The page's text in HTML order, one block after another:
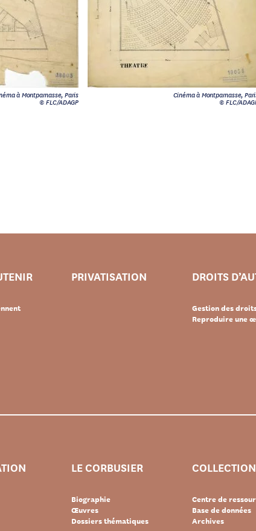
à Montparnasse, Paris
© FLC/ADAGP
Cinéma à Montparnasse,
© FLC/
PRIVATISATION DROITS
Gestion des
Reproduire une
LE CORBUSIER
Biographie
Œuvres
Dossiers thématiques
Centre de
Base de données
Archives